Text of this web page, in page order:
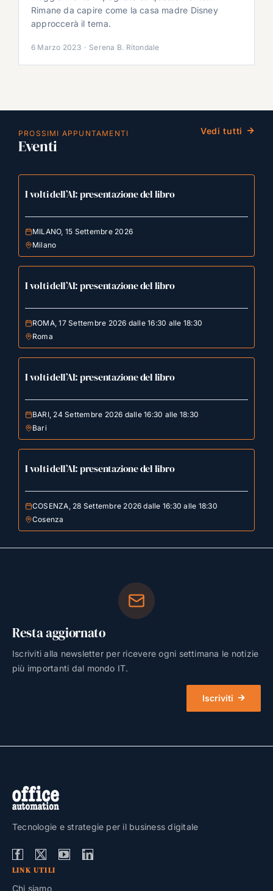
Rimane da capire come la casa madre Disney
approccerà il tema.
6 Marzo 2023 · Serena B. Ritondale
PROSSIMI APPUNTAMENTI
Eventi
Vedi tutti
I volti dell’AI: presentazione del libro
MILANO, 15 Settembre 2026
Milano
I volti dell’AI: presentazione del libro
ROMA, 17 Settembre 2026 dalle 16:30 alle 18:30
Roma
I volti dell’AI: presentazione del libro
BARI, 24 Settembre 2026 dalle 16:30 alle 18:30
Bari
I volti dell’AI: presentazione del libro
COSENZA, 28 Settembre 2026 dalle 16:30 alle 18:30
Cosenza
Resta aggiornato
Iscriviti alla newsletter per ricevere ogni settimana le notizie
più importanti dal mondo IT.
Iscriviti
Tecnologie e strategie per il business digitale
LINK UTILI
Chi siamo